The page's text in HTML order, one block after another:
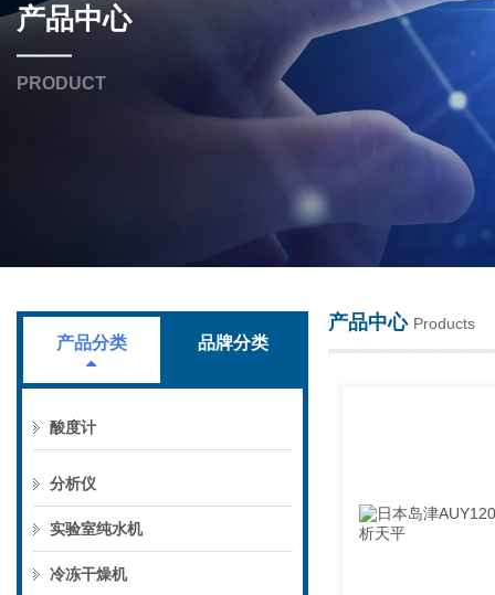
产品中心
PRODUCT
产品分类 品牌分类
酸度计
分析仪
实验室纯水机
冷冻干燥机
产品中心 Products